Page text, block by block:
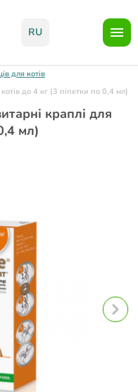
RU
для котів
до 4 кг (3 піпетки по 0,4 мл)
краплі для
мл)